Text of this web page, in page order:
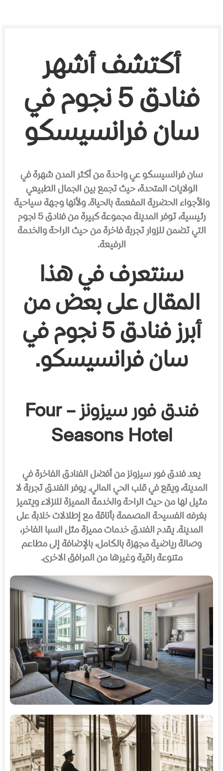
أكتشف أشهر
فنادق 5 نجوم في
سان فرانسيسكو
سان فرانسيسكو عي واحدة من أكثر المدن شهرة في
الولايات المتحدة، حيث تجمع بين الجمال الطبيعي
والأجواء الحضرية المفعمة بالحياة. ولأنها وجهة سياحية
رئيسية، توفر المدينة مجموعة كبيرة من فنادق 5 نجوم
التي تضمن للزوار تجربة فاخرة من حيث الراحة والخدمة
الرفيعة.
سنتعرف في هذا
المقال على بعض من
أبرز فنادق 5 نجوم في
سان فرانسيسكو.
فندق فور سيزونز – Four
Seasons Hotel
يعد فندق فور سيزونز من أفضل الفنادق الفاخرة في
المدينة، ويقع في قلب الحي المالي. يوفر الفندق تجربة لا
مثيل لها من حيث الراحة والخدمة المميزة للنزلاء ويتميز
بغرفه الفسيحة المصممة بأناقة مع إطلالات خلابة على
المدينة. يقدم الفندق خدمات مميزة مثل السبا الفاخر،
وصالة رياضية مجهزة بالكامل، بالإضافة إلى مطاعم
متنوعة راقية وغيرها من المرافق الاخرى.